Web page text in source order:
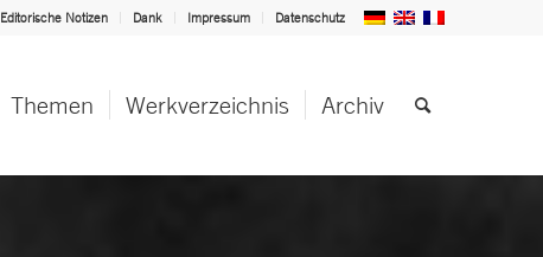
Editorische Notizen Dank Impressum Datenschutz
Themen Werkverzeichnis Archiv